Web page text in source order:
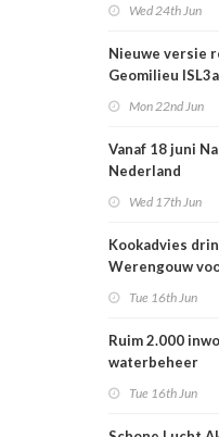
Wed 24th Jun
Nieuwe versie
Geomilieu ISL3a
Mon 22nd Jun
Vanaf 18 juni
Nederland
Wed 17th Jun
Kookadvies
Werengouw
Tue 16th Jun
Ruim 2.000
waterbeheer
Tue 16th Jun